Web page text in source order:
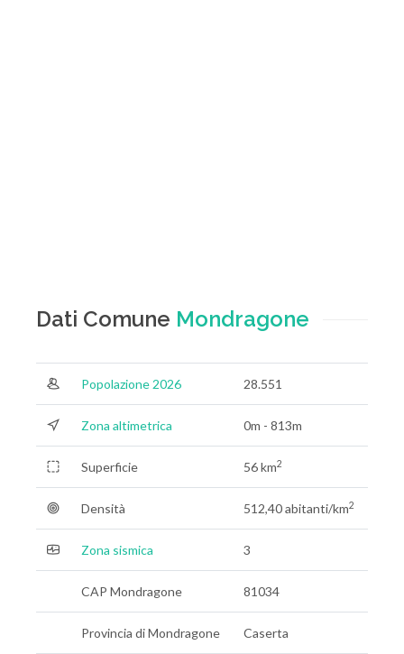
Dati Comune Mondragone
Popolazione 2026 28.551
Zona altimetrica 0m - 813m
Superficie 56 km2
Densità 512,40 abitanti/km2
Zona sismica 3
CAP Mondragone 81034
Provincia di Mondragone Caserta